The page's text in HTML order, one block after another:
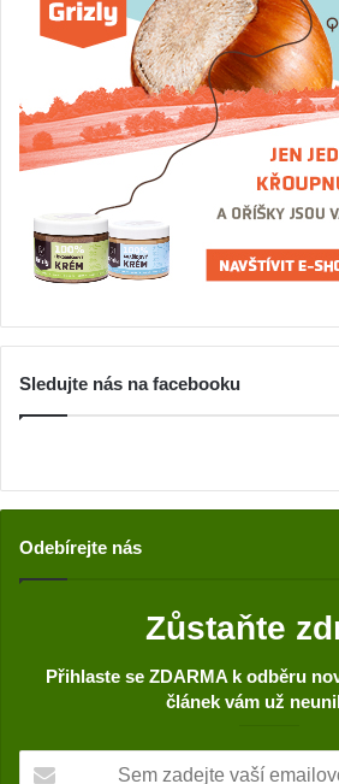
Sledujte nás na facebooku
Odebírejte nás
Zůstaňte
Přihlaste se ZDARMA k odběru
článek vám už